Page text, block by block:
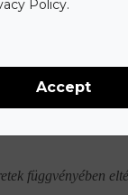
függvényében
Policy.
Accept